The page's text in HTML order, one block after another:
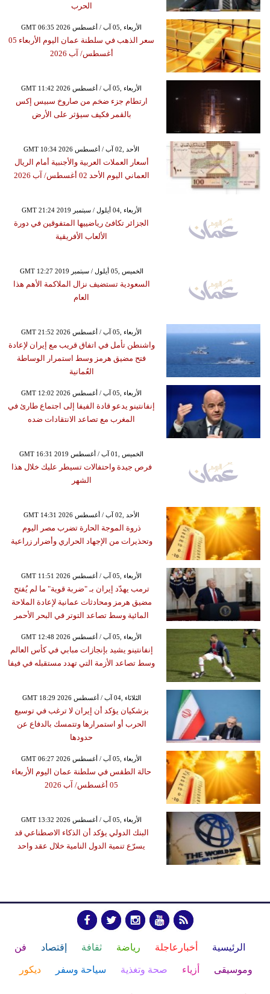
الحرب
GMT 06:35 2026 الأربعاء ,05 آب / أغسطس
سعر الذهب في سلطنة عمان اليوم الأربعاء 05
أغسطس/ آب 2026
GMT 11:42 2026 الأربعاء ,05 آب / أغسطس
ارتطام جزء ضخم من صاروخ سبيس إكس
بالقمر فكيف سيؤثر على الأرض
GMT 10:34 2026 الأحد ,02 آب / أغسطس
أسعار العملات العربية والأجنبية أمام الريال
العماني اليوم الأحد 02 أغسطس/ آب 2026
GMT 21:24 2019 الأربعاء ,04 أيلول / سبتمبر
الجزائر تكافئ رياضييها المتفوقين في دورة
الألعاب الأفريقية
GMT 12:27 2019 الخميس ,05 أيلول / سبتمبر
السعودية تستضيف نزال الملاكمة الأهم هذا
العام
GMT 21:52 2026 الأربعاء ,05 آب / أغسطس
واشنطن تأمل في اتفاق قريب مع إيران لإعادة
فتح مضيق هرمز وسط استمرار الوساطة
العُمانية
GMT 12:02 2026 الأربعاء ,05 آب / أغسطس
إنفانتينو يدعو قادة الفيفا إلى اجتماع طارئ في
المغرب مع تصاعد الانتقادات ضده
GMT 16:31 2019 الخميس ,01 آب / أغسطس
فرص جيدة واحتفالات تسيطر عليك خلال هذا
الشهر
GMT 14:31 2026 الأحد ,02 آب / أغسطس
ذروة الموجة الحارة تضرب مصر اليوم
وتحذيرات من الإجهاد الحراري وأضرار زراعية
GMT 11:51 2026 الأربعاء ,05 آب / أغسطس
ترمب يهدّد إيران بـ "ضربة قوية" ما لم يُفتح
مضيق هرمز ومحادثات عمانية لإعادة الملاحة
المائية وسط تصاعد التوتر في البحر الأحمر
GMT 12:48 2026 الأربعاء ,05 آب / أغسطس
إنفانتينو يشيد بإنجازات مبابي في كأس العالم
وسط تصاعد الأزمة التي تهدد مستقبله في فيفا
GMT 18:29 2026 الثلاثاء ,04 آب / أغسطس
بزشكيان يؤكد أن إيران لا ترغب في توسيع
الحرب أو استمرارها وتتمسك بالدفاع عن
حدودها
GMT 06:27 2026 الأربعاء ,05 آب / أغسطس
حالة الطقس في سلطنة عمان اليوم الأربعاء
05 أغسطس/ آب 2026
GMT 13:32 2026 الأربعاء ,05 آب / أغسطس
البنك الدولي يؤكد أن الذكاء الاصطناعي قد
يسرّع تنمية الدول النامية خلال عقد واحد
الرئيسية أخبارعاجلة رياضة ثقافة إقتصاد فن
وموسيقى أزياء صحة وتغذية سياحة وسفر ديكور